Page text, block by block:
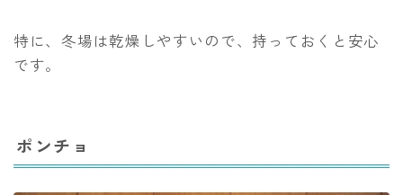
特に、冬場は乾燥しやすいので、持っておくと安心
です。
ポンチョ